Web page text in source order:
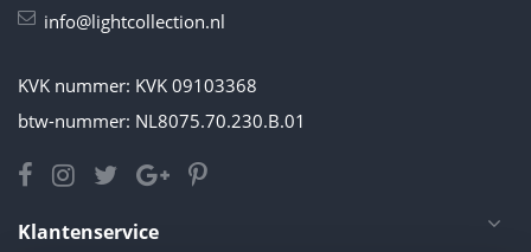
info@lightcollection.nl
KVK nummer: KVK 09103368
btw-nummer: NL8075.70.230.B.01
Klantenservice